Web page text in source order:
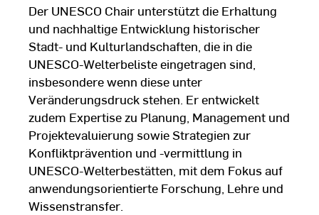
Der UNESCO Chair unterstützt die Erhaltung
und nachhaltige Entwicklung historischer
Stadt- und Kulturlandschaften, die in die
UNESCO-Welterbeliste eingetragen sind,
insbesondere wenn diese unter
Veränderungsdruck stehen. Er entwickelt
zudem Expertise zu Planung, Management und
Projektevaluierung sowie Strategien zur
Konfliktprävention und -vermittlung in
UNESCO-Welterbestätten, mit dem Fokus auf
anwendungsorientierte Forschung, Lehre und
Wissenstransfer.